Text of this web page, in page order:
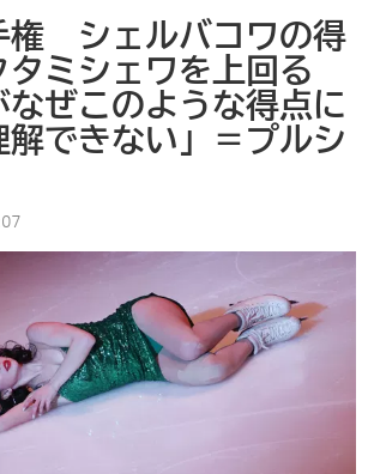
権 シェルバコワの得
タミシェワを上回る
なぜこのような得点に
できない」＝プルシ